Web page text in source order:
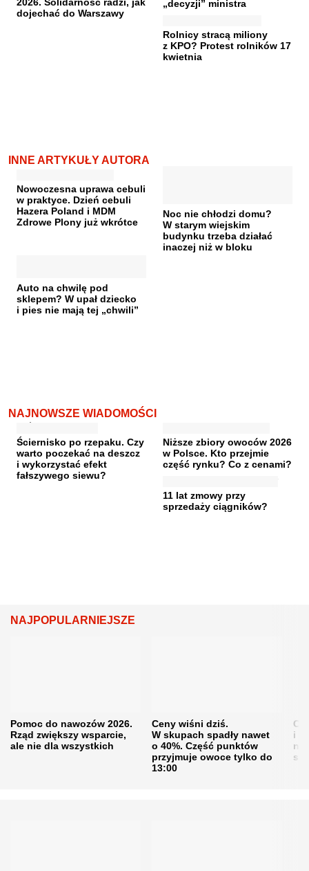
dojechać do Warszawy
„decyzji” ministra
Rolnicy stracą miliony
z KPO? Protest rolników 17
kwietnia
INNE ARTYKUŁY AUTORA
Nowoczesna uprawa cebuli
w praktyce. Dzień cebuli
Hazera Poland i MDM
Zdrowe Plony już wkrótce
Noc nie chłodzi domu?
W starym wiejskim
budynku trzeba działać
inaczej niż w bloku
Auto na chwilę pod
sklepem? W upał dziecko
i pies nie mają tej „chwili”
NAJNOWSZE WIADOMOŚCI
Ściernisko po rzepaku. Czy
warto poczekać na deszcz
i wykorzystać efekt
fałszywego siewu?
Niższe zbiory owoców 2026
w Polsce. Kto przejmie
część rynku? Co z cenami?
11 lat zmowy przy
sprzedaży ciągników?
NAJPOPULARNIEJSZE
Pomoc do nawozów 2026.
Rząd zwiększy wsparcie,
ale nie dla wszystkich
Ceny wiśni dziś.
W skupach spadły nawet
o 40%. Część punktów
przyjmuje owoce tylko do
13:00
i